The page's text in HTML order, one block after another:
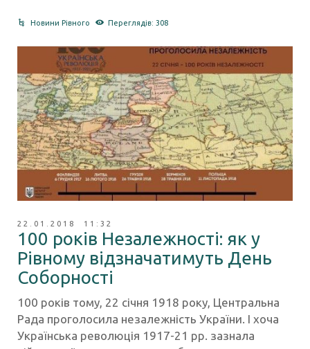
Новини Рівного Переглядів: 308
22.01.2018 11:32
100 років Незалежності: як у
Рівному відзначатимуть День
Соборності
100 років тому, 22 січня 1918 року, Центральна
Рада проголосила незалежність України. І хоча
Українська революція 1917-21 рр. зазнала